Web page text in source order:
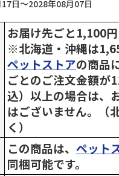
日～2028年08月07日
お届け先ごと1,100円
※北海道・沖縄は
ペットストアの商品
ごとのご注文金額が
込）以上の場合は、
はございません。（
く）
この商品は、 ペット
同梱可能です。